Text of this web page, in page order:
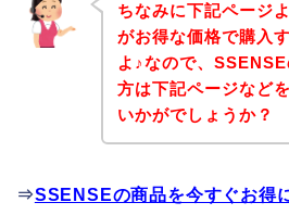
ちなみに下記ページ
がお得な価格で購入
よ♪なので、
方は下記ページなど
いかがでしょうか？
⇒SSENSEの商品を今すぐお得